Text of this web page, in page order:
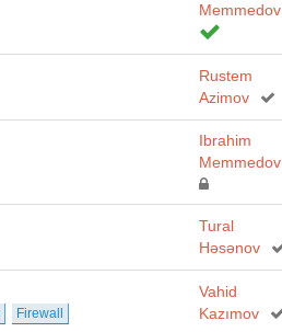
Memmedov
Rustem
Azimov
Ibrahim
Memmedov
Tural
Həsənov
Firewall
Vahid
Kazımov